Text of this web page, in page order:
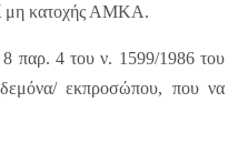
μη κατοχής ΑΜΚΑ.
παρ. 4 του ν. 1599/1986 του
εκπροσώπου, που να